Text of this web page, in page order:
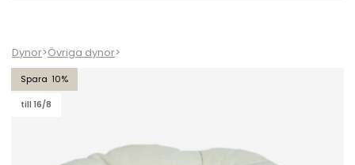
Dynor>Övriga dynor>
10
till 16/8
Palldyna, flock - offwhite struktur